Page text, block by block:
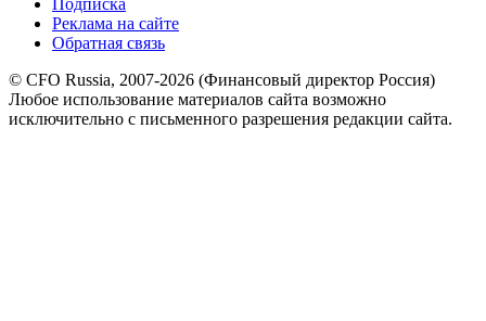
Реклама на сайте
Обратная связь
© CFO Russia, 2007-2026 (Финансовый директор Россия)
Любое использование материалов сайта возможно
исключительно с письменного разрешения редакции сайта.